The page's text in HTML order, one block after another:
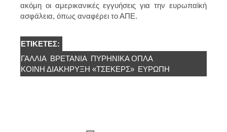
ακόμη οι αμερικανικές εγγυήσεις για την ευρωπαϊκή
ασφάλεια, όπως αναφέρει το ΑΠΕ.
ΕΤΙΚΈΤΕΣ:
ΓΑΛΛΊΑ ΒΡΕΤΑΝΊΑ ΠΥΡΗΝΙΚΑ ΌΠΛΑ
ΚΟΙΝΉ ΔΙΑΚΉΡΥΞΗ «ΤΣΈΚΕΡΣ» ΕΥΡΏΠΗ